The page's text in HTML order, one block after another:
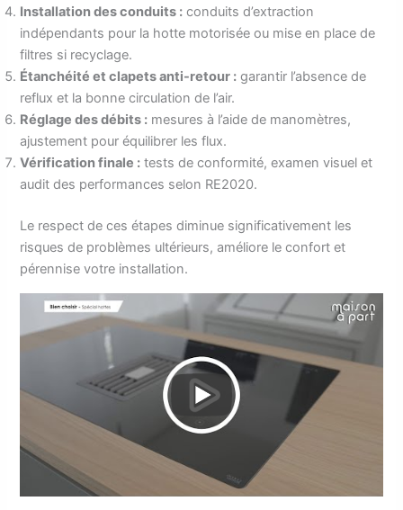
Installation des conduits : conduits d’extraction
indépendants pour la hotte motorisée ou mise en place de
filtres si recyclage.
Étanchéité et clapets anti-retour : garantir l’absence de
reflux et la bonne circulation de l’air.
Réglage des débits : mesures à l’aide de manomètres,
ajustement pour équilibrer les flux.
Vérification finale : tests de conformité, examen visuel et
audit des performances selon RE2020.
Le respect de ces étapes diminue significativement les
risques de problèmes ultérieurs, améliore le confort et
pérennise votre installation.